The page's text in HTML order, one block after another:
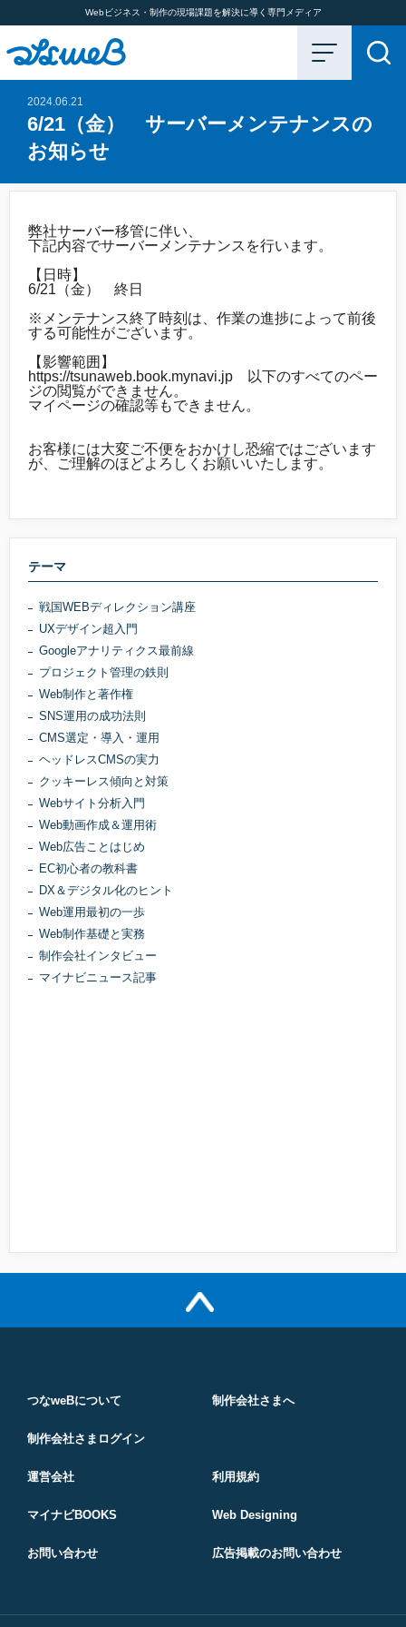
Webビジネス・制作の現場課題を解決に導く専門メディア
2024.06.21
6/21（金） サーバーメンテナンスの
お知らせ
弊社サーバー移管に伴い、
下記内容でサーバーメンテナンスを行います。
【日時】
6/21（金） 終日
※メンテナンス終了時刻は、作業の進捗によって前後
する可能性がございます。
【影響範囲】
https://tsunaweb.book.mynavi.jp 以下のすべてのペー
ジの閲覧ができません。
マイページの確認等もできません。
お客様には大変ご不便をおかけし恐縮ではございます
が、ご理解のほどよろしくお願いいたします。
テーマ
戦国WEBディレクション講座
UXデザイン超入門
Googleアナリティクス最前線
プロジェクト管理の鉄則
Web制作と著作権
SNS運用の成功法則
CMS選定・導入・運用
ヘッドレスCMSの実力
クッキーレス傾向と対策
Webサイト分析入門
Web動画作成＆運用術
Web広告ことはじめ
EC初心者の教科書
DX＆デジタル化のヒント
Web運用最初の一歩
Web制作基礎と実務
制作会社インタビュー
マイナビニュース記事
つなweBについて 制作会社さまへ
制作会社さまログイン
運営会社 利用規約
マイナビBOOKS Web Designing
お問い合わせ 広告掲載のお問い合わせ